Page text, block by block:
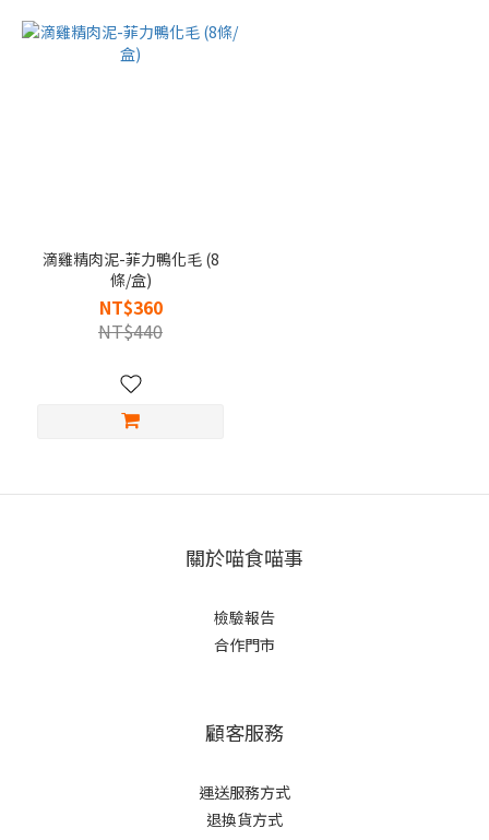
滴雞精肉泥-菲力鴨化毛 (8
條/盒)
NT$360
NT$440
關於喵食喵事
檢驗報告
合作門市
顧客服務
運送服務方式
退換貨方式